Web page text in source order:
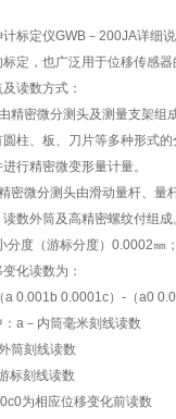
计标定仪GWB－200JA详细
标定，也广泛用于位移传感器
读数方式：
精密微分测头及测量支架组
圆柱、板、刀片等多种形式
进行精密微变形量计量。
密微分测头由滑动量杆、量
读数外筒及高精密螺纹付组成
分度（游标分度）0.0002㎜
化读数为：
a 0.001b 0.0001c）-（a0
：a－内筒毫米刻线读数
筒刻线读数
标刻线读数
为相应位移变化前读数